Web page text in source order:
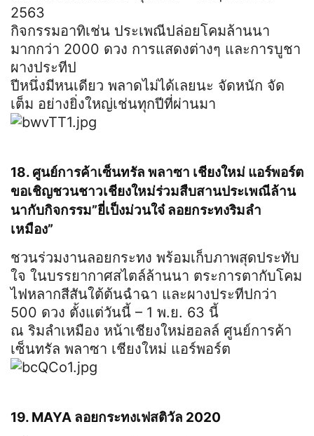
2563
กิจกรรมอาทิเช่น ประเพณีปล่อยโคมล้านนา
มากกว่า 2000 ดวง การแสดงต่างๆ และการบูชา
ผางประทีป
ปีหนึ่งมีหนเดียว พลาดไม่ได้เลยนะ จัดหนัก จัด
เต็ม อย่างยิ่งใหญ่เช่นทุกปีที่ผ่านมา
18. ศูนย์การค้าเซ็นทรัล พลาซา เชียงใหม่ แอร์พอร์ต
ขอเชิญชวนชาวเชียงใหม่ร่วมสืบสานประเพณีล้าน
นากับกิจกรรม”ยี่เป็งม่วนใจ๋ ลอยกระทงริมลำ
เหมือง”
ชวนร่วมงานลอยกระทง พร้อมเก็บภาพสุดประทับ
ใจ ในบรรยากาศสไตล์ล้านนา ตระการตากับโคม
ไฟหลากสีสันใต้ต้นฉำฉา และผางประทีปกว่า
500 ดวง ตั้งแต่วันนี้ – 1 พ.ย. 63 นี้
ณ ริมลำเหมือง หน้าเชียงใหม่ฮอลล์ ศูนย์การค้า
เซ็นทรัล พลาซา เชียงใหม่ แอร์พอร์ต
19. MAYA ลอยกระทงเฟสติวัล 2020